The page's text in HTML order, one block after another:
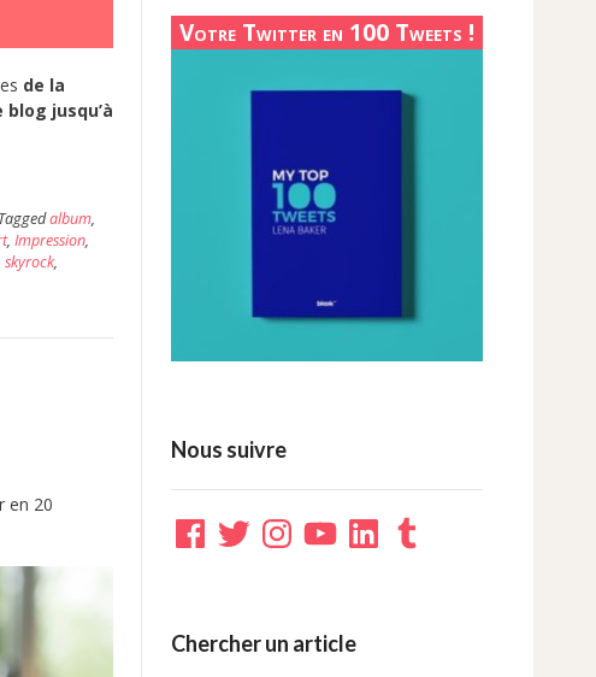
de la
blog jusqu’à
Taggedalbum,
,Impression,
skyrock,
en 20
Votre Twitter en 100 Tweets !
Nous suivre
Facebook
TwitterInstagramYouTubeLinkedInTumblr
Chercher un article